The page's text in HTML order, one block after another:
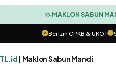
🧼 MAKLON SABUN
Berizin CPKB & UKOT
| Maklon Sabun Mandi